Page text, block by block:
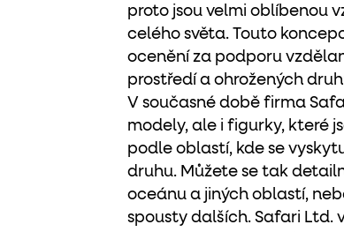
proto jsou velmi oblíbenou
celého světa. Touto
ocenění za podporu
prostředí a ohrožených
V současné době firma
modely, ale i figurky, které
podle oblastí, kde se
druhu. Můžete se tak
oceánu a jiných oblastí,
spousty dalších. Safari Ltd.